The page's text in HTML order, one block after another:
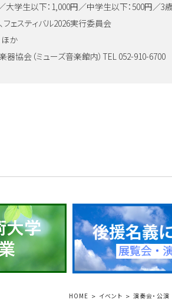
大学生以下：1,000円／中学生以下：500円／3
ェスティバル2026実行委員会
か
器協会（ミューズ音楽館内）TEL 052-910-6700
HOME イベント 演奏会・公演